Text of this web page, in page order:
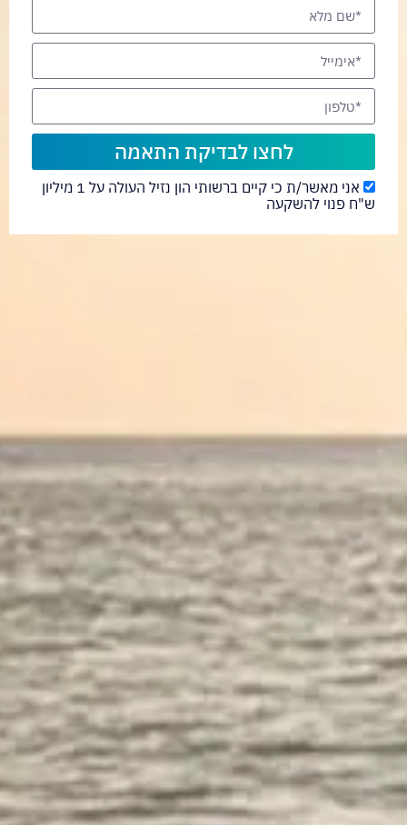
אני מאשר/ת כי קיים ברשותי הון נזיל העולה על 1 מיליון
ש"ח פנוי להשקעה
לחצו לבדיקת התאמה